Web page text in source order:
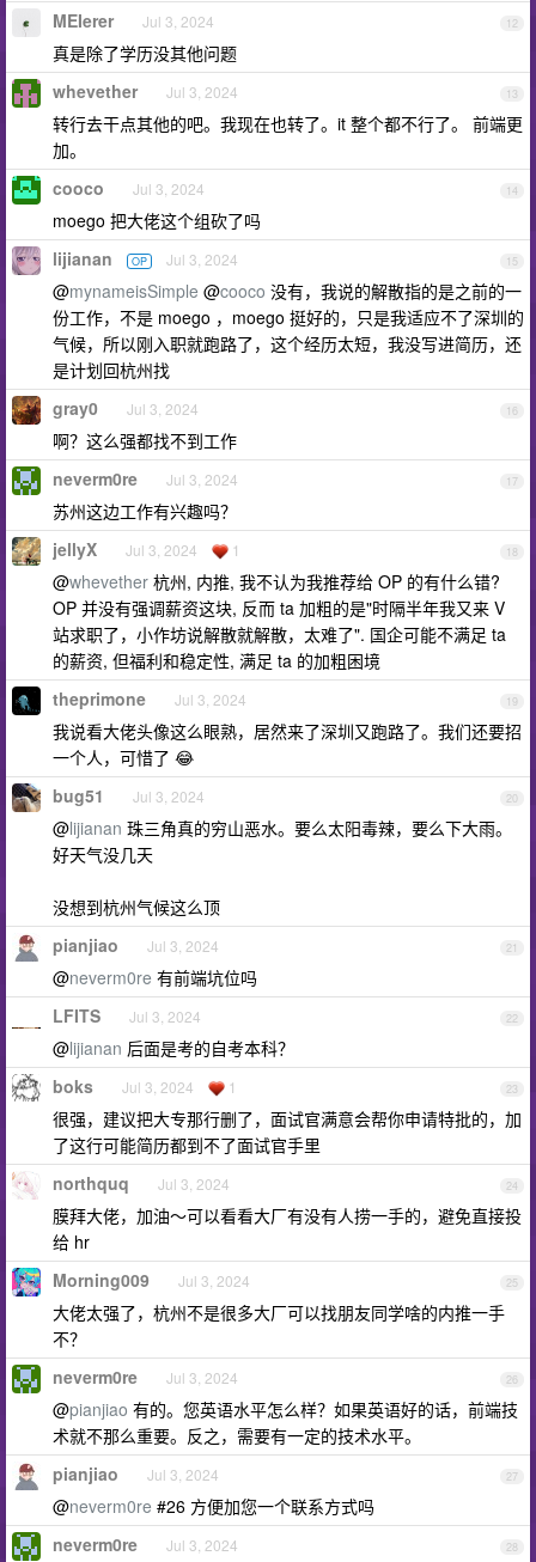
12
MEIerer Jul 3, 2024
真是除了学历没其他问题
13
whevether Jul 3, 2024
转行去干点其他的吧。我现在也转了。it 整个都不行了。 前端更
加。
14
cooco Jul 3, 2024
moego 把大佬这个组砍了吗
15
lijianan OP Jul 3, 2024
@mynameisSimple @cooco 没有，我说的解散指的是之前的一
份工作，不是 moego ，moego 挺好的，只是我适应不了深圳的
气候，所以刚入职就跑路了，这个经历太短，我没写进简历，还
是计划回杭州找
16
gray0 Jul 3, 2024
啊？这么强都找不到工作
17
neverm0re Jul 3, 2024
苏州这边工作有兴趣吗？
18
jellyX Jul 3, 2024 1
@whevether 杭州, 内推, 我不认为我推荐给 OP 的有什么错?
OP 并没有强调薪资这块, 反而 ta 加粗的是"时隔半年我又来 V
站求职了，小作坊说解散就解散，太难了". 国企可能不满足 ta
的薪资, 但福利和稳定性, 满足 ta 的加粗困境
19
theprimone Jul 3, 2024
我说看大佬头像这么眼熟，居然来了深圳又跑路了。我们还要招
一个人，可惜了 😂
20
bug51 Jul 3, 2024
@lijianan 珠三角真的穷山恶水。要么太阳毒辣，要么下大雨。
好天气没几天
没想到杭州气候这么顶
21
pianjiao Jul 3, 2024
@neverm0re 有前端坑位吗
22
LFITS Jul 3, 2024
@lijianan 后面是考的自考本科？
23
boks Jul 3, 2024 1
很强，建议把大专那行删了，面试官满意会帮你申请特批的，加
了这行可能简历都到不了面试官手里
24
northquq Jul 3, 2024
膜拜大佬，加油～可以看看大厂有没有人捞一手的，避免直接投
给 hr
25
Morning009 Jul 3, 2024
大佬太强了，杭州不是很多大厂可以找朋友同学啥的内推一手
不？
26
neverm0re Jul 3, 2024
@pianjiao 有的。您英语水平怎么样？如果英语好的话，前端技
术就不那么重要。反之，需要有一定的技术水平。
27
pianjiao Jul 3, 2024
@neverm0re #26 方便加您一个联系方式吗
28
neverm0re Jul 3, 2024